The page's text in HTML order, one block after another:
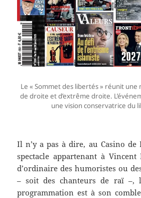
Le « Sommet des libertés » réunit
de droite et d’extrême droite.
une vision conservatrice du
Il n’y a pas à dire, au Casino de
spectacle appartenant à
d’ordinaire des humoristes ou
– soit des chanteurs de raï –,
programmation est à son